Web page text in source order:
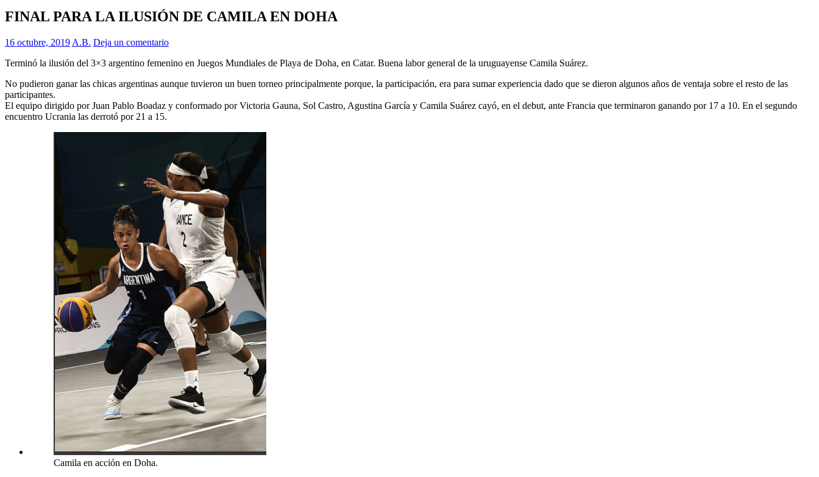
FINAL PARA LA ILUSIÓN DE CAMILA EN DOHA
16 octubre, 2019 A.B. Deja un comentario
Terminó la ilusión del 3×3 argentino femenino en Juegos Mundiales de Playa de Doha, en Catar. Buena labor general de la uruguayense Camila Suárez.
No pudieron ganar las chicas argentinas aunque tuvieron un buen torneo principalmente porque, la participación, era para sumar experiencia dado que se dieron algunos años de ventaja sobre el resto de las
participantes.
El equipo dirigido por Juan Pablo Boadaz y conformado por Victoria Gauna, Sol Castro, Agustina García y Camila Suárez cayó, en el debut, ante Francia que terminaron ganando por 17 a 10. En el segundo
encuentro Ucrania las derrotó por 21 a 15.
Camila en acción en Doha.